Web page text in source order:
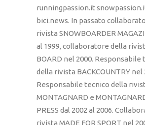
runningpassion.it
bici.news. In passato
rivista SNOWBOARDER
al 1999, collaboratore della
BOARD nel 2000. Responsabile
della rivista BACKCOUNTRY nel
Responsabile tecnico della
MONTAGNARD e
PRESS dal 2002 al 2006.
rivista MADE FOR SPORT nel